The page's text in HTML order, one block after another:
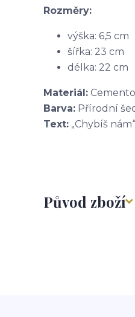
Rozměry:
výška: 6,5 cm
šířka: 23 cm
délka: 22 cm
Materiál:
Barva: Přírodní
Text: „Chybíš nám“
Původ zboží